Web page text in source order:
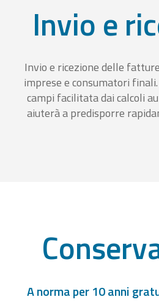
Invio e
Invio e ricezione delle
imprese e consumatori
campi facilitata dai calcoli
aiuterà a predisporre
A norma per 10 anni